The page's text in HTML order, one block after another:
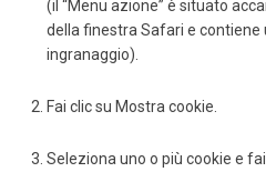
(il “Menu azione” è situato
della finestra Safari e contiene
ingranaggio).
Fai clic su Mostra cookie.
Seleziona uno o più cookie e